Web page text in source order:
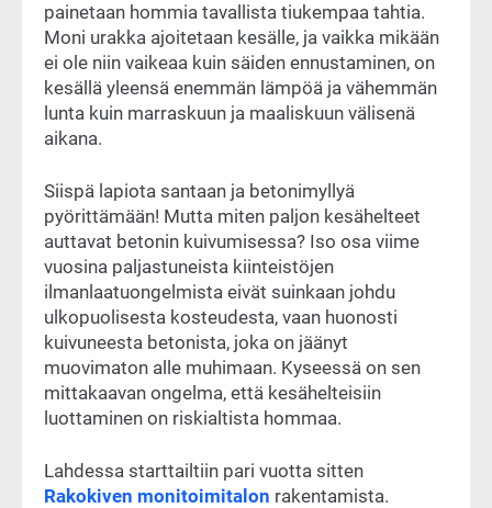
painetaan hommia tavallista tiukempaa tahtia.
Moni urakka ajoitetaan kesälle, ja vaikka mikään
ei ole niin vaikeaa kuin säiden ennustaminen, on
kesällä yleensä enemmän lämpöä ja vähemmän
lunta kuin marraskuun ja maaliskuun välisenä
aikana.
Siispä lapiota santaan ja betonimyllyä
pyörittämään! Mutta miten paljon kesähelteet
auttavat betonin kuivumisessa? Iso osa viime
vuosina paljastuneista kiinteistöjen
ilmanlaatuongelmista eivät suinkaan johdu
ulkopuolisesta kosteudesta, vaan huonosti
kuivuneesta betonista, joka on jäänyt
muovimaton alle muhimaan. Kyseessä on sen
mittakaavan ongelma, että kesähelteisiin
luottaminen on riskialtista hommaa.
Lahdessa starttailtiin pari vuotta sitten
Rakokiven monitoimitalon rakentamista.